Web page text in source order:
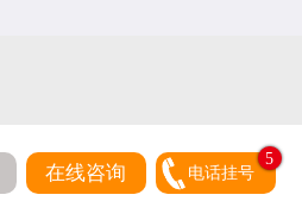
在线咨询 电话挂号
5